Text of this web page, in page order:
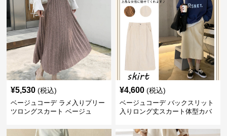
¥5,530 (税込)
ベージュコーデ ラメ入りプリー
ツロングスカート ベージュ
¥4,600 (税込)
ベージュコーデ バックスリット
入りロング丈スカート体型カバ